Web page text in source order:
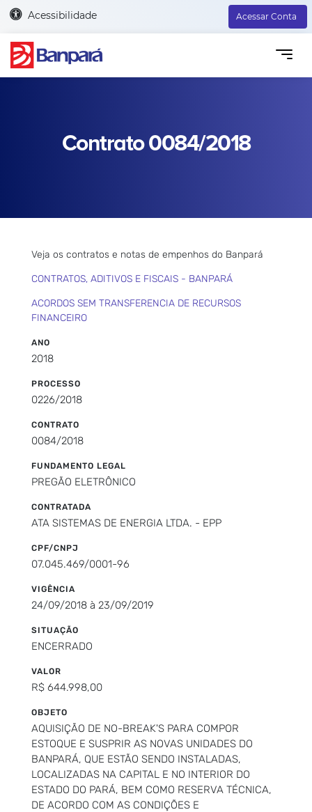
Acessibilidade Acessar Conta
Contrato 0084/2018
Veja os contratos e notas de empenhos do Banpará
CONTRATOS, ADITIVOS E FISCAIS - BANPARÁ
ACORDOS SEM TRANSFERENCIA DE RECURSOS
FINANCEIRO
ANO
2018
PROCESSO
0226/2018
CONTRATO
0084/2018
FUNDAMENTO LEGAL
PREGÃO ELETRÔNICO
CONTRATADA
ATA SISTEMAS DE ENERGIA LTDA. - EPP
CPF/CNPJ
07.045.469/0001-96
VIGÊNCIA
24/09/2018 à 23/09/2019
SITUAÇÃO
ENCERRADO
VALOR
R$ 644.998,00
OBJETO
AQUISIÇÃO DE NO-BREAK'S PARA COMPOR
ESTOQUE E SUSPRIR AS NOVAS UNIDADES DO
BANPARÁ, QUE ESTÃO SENDO INSTALADAS,
LOCALIZADAS NA CAPITAL E NO INTERIOR DO
ESTADO DO PARÁ, BEM COMO RESERVA TÉCNICA,
DE ACORDO COM AS CONDIÇÕES E